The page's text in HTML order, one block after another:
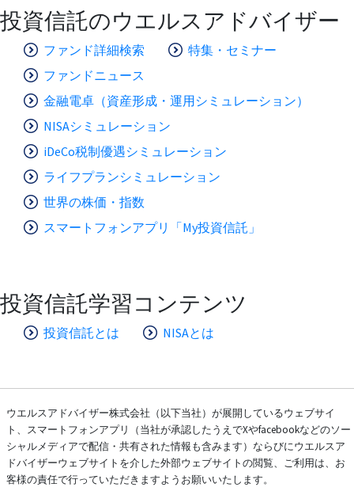
投資信託のウエルスアドバイザー
ファンド詳細検索
特集・セミナー
ファンドニュース
金融電卓（資産形成・運用シミュレーション）
NISAシミュレーション
iDeCo税制優遇シミュレーション
ライフプランシミュレーション
世界の株価・指数
スマートフォンアプリ「My投資信託」
投資信託学習コンテンツ
投資信託とは NISAとは
ウエルスアドバイザー株式会社（以下当社）が展開しているウェブサイ
ト、スマートフォンアプリ（当社が承認したうえでXやfacebookなどのソー
シャルメディアで配信・共有された情報も含みます）ならびにウエルスア
ドバイザーウェブサイトを介した外部ウェブサイトの閲覧、ご利用は、お
客様の責任で行っていただきますようお願いいたします。